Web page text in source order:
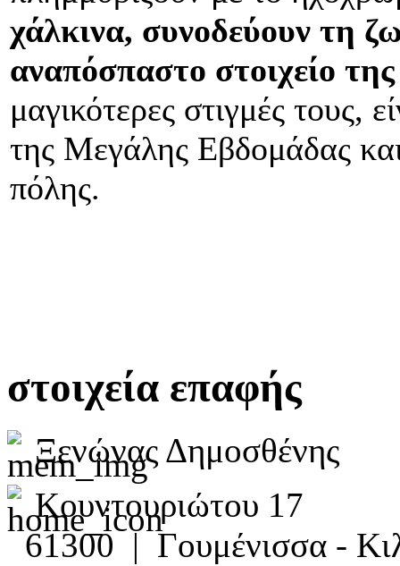
χάλκινα, συνοδεύουν τη
αναπόσπαστο στοιχείο
μαγικότερες στιγμές τους,
της Μεγάλης Εβδομάδας
πόλης.
στοιχεία επαφής
Ξενώνας Δημοσθένης
Κουντουριώτου 17
61300 | Γουμένισσα -